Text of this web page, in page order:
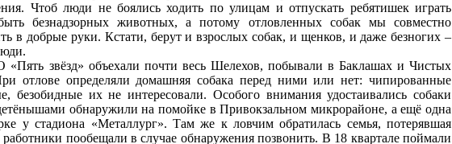
Чтоб люди не боялись ходить по улицам и отпускать ребятишек играть
безнадзорных животных, а потому отловленных собак мы совместно
в добрые руки. Кстати, берут и взрослых собак, и щенков, и даже безногих –
звёзд» объехали почти весь Шелехов, побывали в Баклашах и Чистых
отлове определяли домашняя собака перед ними или нет: чипированные
безобидные их не интересовали. Особого внимания удостаивались собаки
обнаружили на помойке в Привокзальном микрорайоне, а ещё одна
у стадиона «Металлург». Там же к ловчим обратилась семья, потерявшая
пообещали в случае обнаружения позвонить. В 18 квартале поймали